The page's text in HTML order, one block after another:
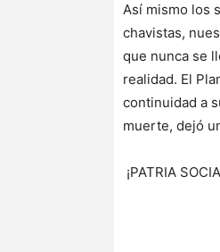
Así mismo los
chavistas,
que nunca se
realidad. El
continuidad a
muerte, dejó
¡PATRIA